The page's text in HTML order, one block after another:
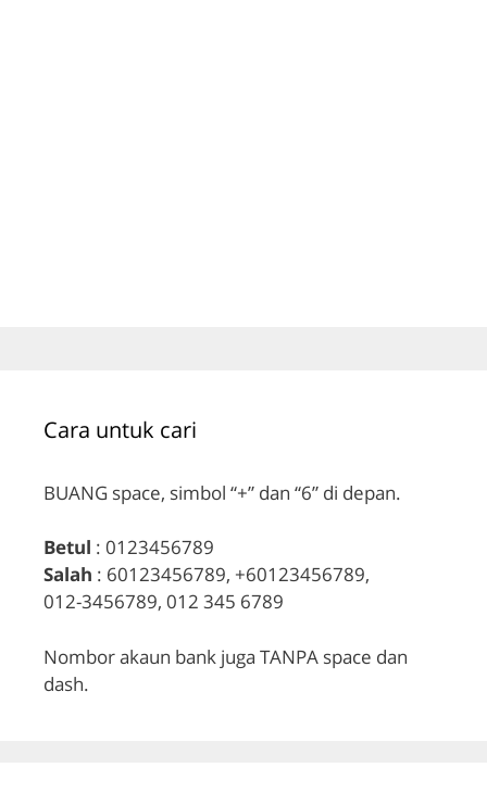
Cara untuk cari
BUANG space, simbol “+” dan “6” di depan.
Betul : 0123456789
Salah : 60123456789, +60123456789,
012-3456789, 012 345 6789
Nombor akaun bank juga TANPA space dan
dash.